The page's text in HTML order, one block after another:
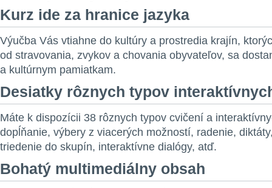
Kurz ide za hranice jazyka
Výučba Vás vtiahne do kultúry a prostredia krajín,
od stravovania, zvykov a chovania obyvateľov, sa
a kultúrnym pamiatkam.
Desiatky rôznych typov
Máte k dispozícii 38 rôznych typov cvičení a
dopĺňanie, výbery z viacerých možností, radenie,
triedenie do skupín, interaktívne dialógy, atď.
Bohatý multimediálny obsah